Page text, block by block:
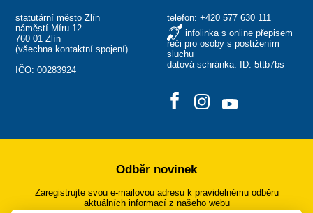
statutární město Zlín
náměstí Míru 12
760 01 Zlín
(všechna kontaktní spojení)
IČO: 00283924
telefon: +420 577 630 111
infolinka s online přepisem
řeči pro osoby s postižením
sluchu
datová schránka: ID: 5ttb7bs
Odběr novinek
Zaregistrujte svou e-mailovou adresu k pravidelnému odběru
aktuálních informací z našeho webu